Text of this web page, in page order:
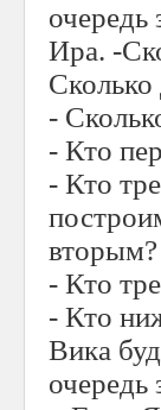
Ира. -
-
- Кто
- Кто
вторым?
- Кто
- Кто
Вика
очередь